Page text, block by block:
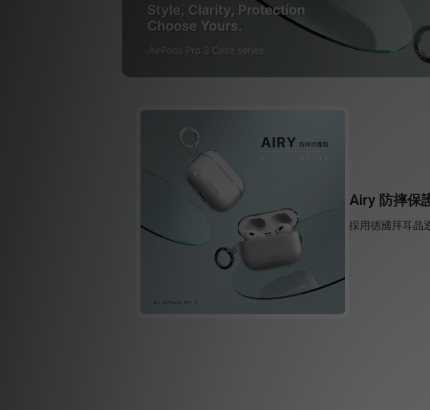
Airy 防摔保
採用德國拜耳晶